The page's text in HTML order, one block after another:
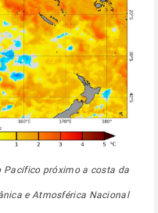
Pacífico próximo a costa da
e Atmosférica Nacional